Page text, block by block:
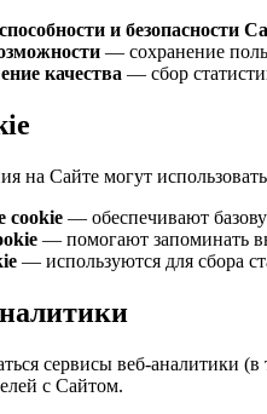
и безопасности
— сохранение
качества — сбор
на Сайте могут
cookie — обеспечивают
— помогают запоминать
— используются для сбора
сервисы веб-аналитики
с Сайтом.